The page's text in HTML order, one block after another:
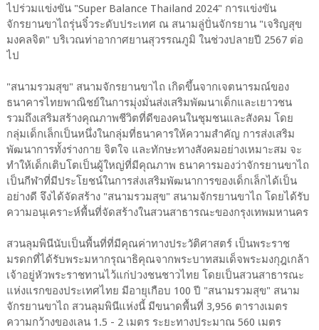
ไปร่วมแข่งขัน "Super Balance Thailand 2024" การแข่งขัน
จักรยานขาไถรุ่นจิ๋วระดับประเทศ ณ สนามลู่ปั่นจักรยาน "เจริญสุข
มงคลจิต" บริเวณท่าอากาศยานสุวรรณภูมิ ในช่วงปลายปี 2567 ต่อ
ไป
"สนามรวมสุข" สนามจักรยานขาไถ เกิดขึ้นจากเจตนารมณ์ของ
ธนาคารไทยพาณิชย์ในการมุ่งมั่นส่งเสริมพัฒนาเด็กและเยาวชน
รวมถึงเสริมสร้างคุณภาพชีวิตที่ดีของคนในชุมชนและสังคม โดย
กลุ่มเด็กเล็กเป็นหนึ่งในกลุ่มที่ธนาคารให้ความสำคัญ การส่งเสริม
พัฒนาการทั้งร่างกาย จิตใจ และทักษะทางสังคมอย่างเหมาะสม จะ
ทำให้เด็กเติบโตเป็นผู้ใหญ่ที่มีคุณภาพ ธนาคารมองว่าจักรยานขาไถ
เป็นกีฬาที่มีประโยชน์ในการส่งเสริมพัฒนาการของเด็กเล็กได้เป็น
อย่างดี จึงได้จัดสร้าง "สนามรวมสุข" สนามจักรยานขาไถ โดยได้รับ
ความอนุเคราะห์พื้นที่จัดสร้างในสวนสาธารณะของกรุงเทพมหานคร
สวนลุมพินีนับเป็นพื้นที่ที่มีคุณค่าทางประวัติศาสตร์ เป็นพระราช
มรดกที่ได้รับพระมหากรุณาธิคุณจากพระบาทสมเด็จพระมงกุฎเกล้า
เจ้าอยู่หัวพระราชทานไว้แก่ปวงชนชาวไทย โดยเป็นสวนสาธารณะ
แห่งแรกของประเทศไทย มีอายุเกือบ 100 ปี "สนามรวมสุข" สนาม
จักรยานขาไถ สวนลุมพินีแห่งนี้ มีขนาดพื้นที่ 3,956 ตารางเมตร
ความกว้างของเลน 1.5 - 2 เมตร ระยะทางประมาณ 560 เมตร